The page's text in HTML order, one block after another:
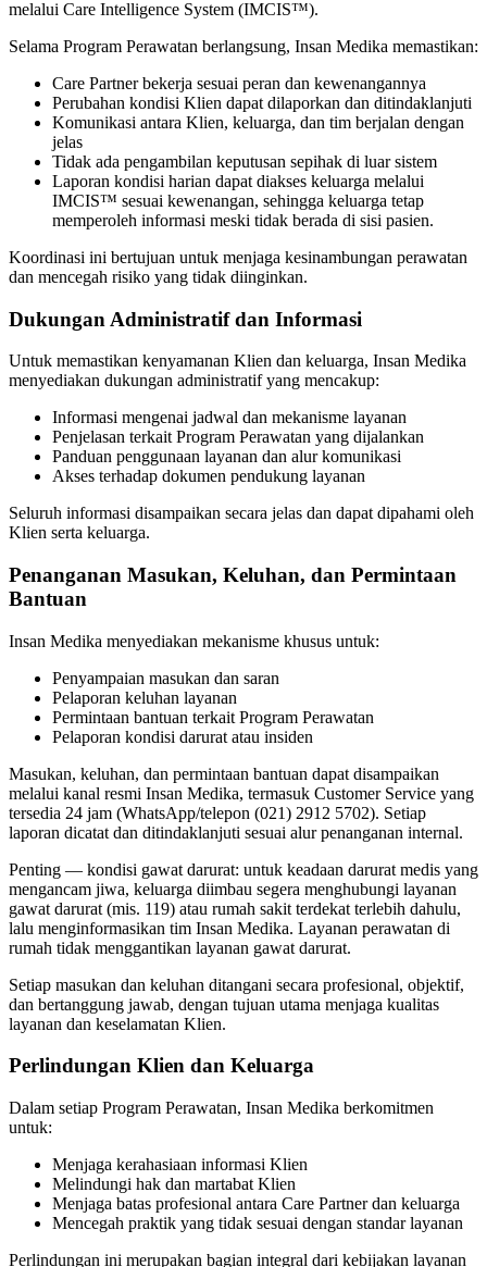
melalui Care Intelligence System (IMCIS™).
Selama Program Perawatan berlangsung, Insan Medika memastikan:
Care Partner bekerja sesuai peran dan kewenangannya
Perubahan kondisi Klien dapat dilaporkan dan ditindaklanjuti
Komunikasi antara Klien, keluarga, dan tim berjalan dengan
jelas
Tidak ada pengambilan keputusan sepihak di luar sistem
Laporan kondisi harian dapat diakses keluarga melalui
IMCIS™ sesuai kewenangan, sehingga keluarga tetap
memperoleh informasi meski tidak berada di sisi pasien.
Koordinasi ini bertujuan untuk menjaga kesinambungan perawatan
dan mencegah risiko yang tidak diinginkan.
Dukungan Administratif dan Informasi
Untuk memastikan kenyamanan Klien dan keluarga, Insan Medika
menyediakan dukungan administratif yang mencakup:
Informasi mengenai jadwal dan mekanisme layanan
Penjelasan terkait Program Perawatan yang dijalankan
Panduan penggunaan layanan dan alur komunikasi
Akses terhadap dokumen pendukung layanan
Seluruh informasi disampaikan secara jelas dan dapat dipahami oleh
Klien serta keluarga.
Penanganan Masukan, Keluhan, dan Permintaan
Bantuan
Insan Medika menyediakan mekanisme khusus untuk:
Penyampaian masukan dan saran
Pelaporan keluhan layanan
Permintaan bantuan terkait Program Perawatan
Pelaporan kondisi darurat atau insiden
Masukan, keluhan, dan permintaan bantuan dapat disampaikan
melalui kanal resmi Insan Medika, termasuk Customer Service yang
tersedia 24 jam (WhatsApp/telepon (021) 2912 5702). Setiap
laporan dicatat dan ditindaklanjuti sesuai alur penanganan internal.
Penting — kondisi gawat darurat: untuk keadaan darurat medis yang
mengancam jiwa, keluarga diimbau segera menghubungi layanan
gawat darurat (mis. 119) atau rumah sakit terdekat terlebih dahulu,
lalu menginformasikan tim Insan Medika. Layanan perawatan di
rumah tidak menggantikan layanan gawat darurat.
Setiap masukan dan keluhan ditangani secara profesional, objektif,
dan bertanggung jawab, dengan tujuan utama menjaga kualitas
layanan dan keselamatan Klien.
Perlindungan Klien dan Keluarga
Dalam setiap Program Perawatan, Insan Medika berkomitmen
untuk:
Menjaga kerahasiaan informasi Klien
Melindungi hak dan martabat Klien
Menjaga batas profesional antara Care Partner dan keluarga
Mencegah praktik yang tidak sesuai dengan standar layanan
Perlindungan ini merupakan bagian integral dari kebijakan layanan